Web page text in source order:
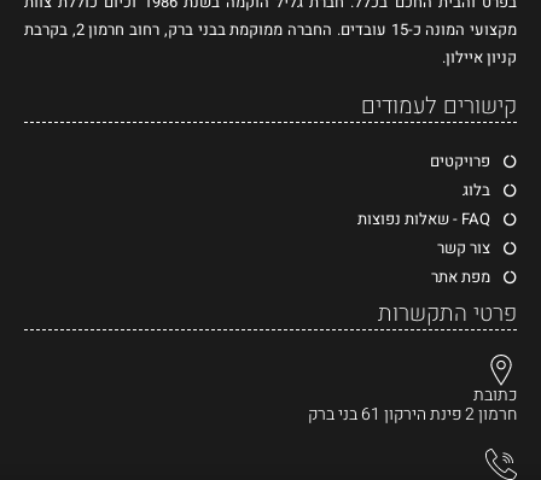
מקצועי המונה כ-15 עובדים. החברה ממוקמת בבני ברק, רחוב חרמון 2, בקרבת
קניון איילון.
קישורים לעמודים
פרויקטים
בלוג
FAQ - שאלות נפוצות
צור קשר
מפת אתר
פרטי התקשרות
כתובת
חרמון 2 פינת הירקון 61 בני ברק